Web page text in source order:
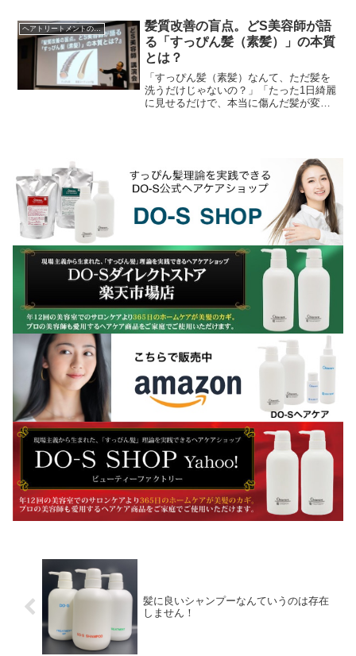
ぶこともあります。「...
ヘアトリートメントの真実
髪質改善の盲点。どS美容師が語
る「すっぴん髪（素髪）」の本質
とは？
「すっぴん髪（素髪）なんて、ただ髪を
洗うだけじゃないの？」「たった1日綺麗
に見せるだけで、本当に傷んだ髪が変わ
髪に良いシャンプーなんていうのは存在
しません！